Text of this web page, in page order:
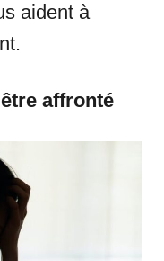
aident à
affronté